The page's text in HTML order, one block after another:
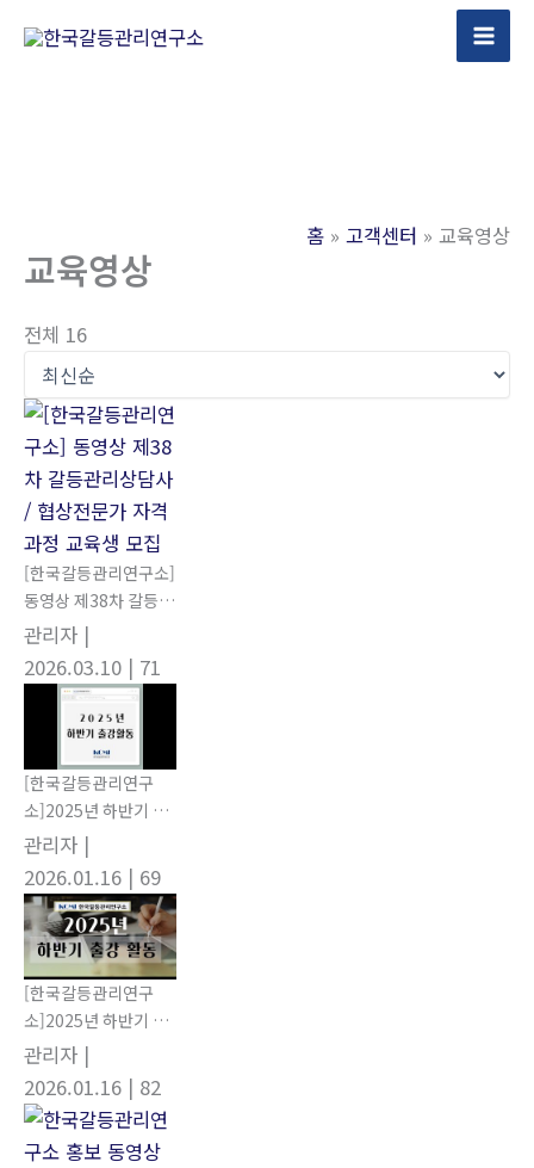
홈 고객센터 교육영상
교육영상
전체 16
[한국갈등관리연구소]
동영상 제38차 갈등관
리상담사 / 협상전문가
자격과정 교육생 모집
관리자 |
2026.03.10 | 71
[한국갈등관리연구
소]2025년 하반기 강
의 활동
관리자 |
2026.01.16 | 69
[한국갈등관리연구
소]2025년 하반기 강
의할동
관리자 |
2026.01.16 | 82